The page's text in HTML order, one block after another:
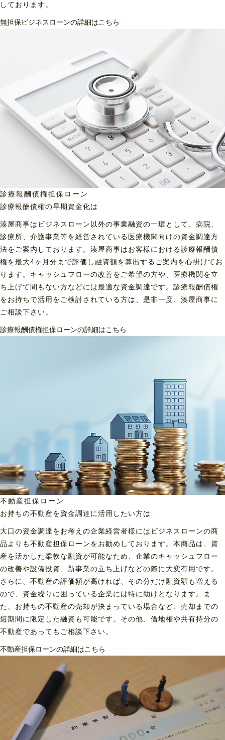
しております。
無担保ビジネスローンの詳細はこちら
診療報酬債権担保ローン
診療報酬債権の早期資金化は
湊屋商事はビジネスローン以外の事業融資の一環として、病院、
診療所、介護事業等を経営されている医療機関向けの資金調達方
法をご案内しております。湊屋商事はお客様における診療報酬債
権を最大4ヶ月分まで評価し融資額を算出するご案内を心掛けてお
ります。キャッシュフローの改善をご希望の方や、医療機関を立
ち上げて間もない方などには最適な資金調達です。診療報酬債権
をお持ちで活用をご検討されている方は、是非一度、湊屋商事に
ご相談下さい。
診療報酬債権担保ローンの詳細はこちら
不動産担保ローン
お持ちの不動産を資金調達に活用したい方は
大口の資金調達をお考えの企業経営者様にはビジネスローンの商
品よりも不動産担保ローンをお勧めしております。本商品は、資
産を活かした柔軟な融資が可能なため、企業のキャッシュフロー
の改善や設備投資、新事業の立ち上げなどの際に大変有用です。
さらに、不動産の評価額が高ければ、その分だけ融資額も増える
ので、資金繰りに困っている企業には特に助けとなります。ま
た、お持ちの不動産の売却が決まっている場合など、売却までの
短期間に限定した融資も可能です。その他、借地権や共有持分の
不動産であってもご相談下さい。
不動産担保ローンの詳細はこちら